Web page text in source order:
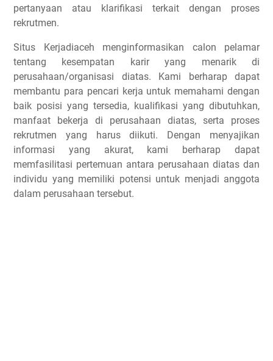
pertanyaan atau klarifikasi terkait dengan proses
rekrutmen.
Situs Kerjadiaceh menginformasikan calon pelamar
tentang kesempatan karir yang menarik di
perusahaan/organisasi diatas. Kami berharap dapat
membantu para pencari kerja untuk memahami dengan
baik posisi yang tersedia, kualifikasi yang dibutuhkan,
manfaat bekerja di perusahaan diatas, serta proses
rekrutmen yang harus diikuti. Dengan menyajikan
informasi yang akurat, kami berharap dapat
memfasilitasi pertemuan antara perusahaan diatas dan
individu yang memiliki potensi untuk menjadi anggota
dalam perusahaan tersebut.